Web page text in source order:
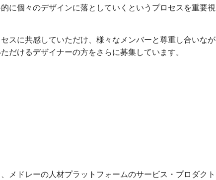
に個々のデザインに落としていくというプロセスを重要視
スに共感していただけ、様々なメンバーと尊重し合いなが
だけるデザイナーの方をさらに募集しています。
メドレーの人材プラットフォームのサービス・プロダクト